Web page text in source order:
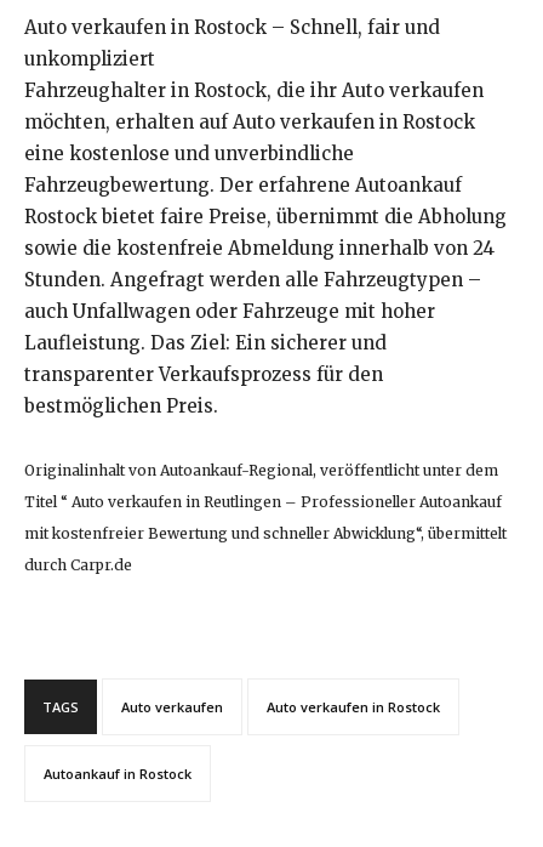
Auto verkaufen in Rostock – Schnell, fair und
unkompliziert
Fahrzeughalter in Rostock, die ihr Auto verkaufen
möchten, erhalten auf Auto verkaufen in Rostock
eine kostenlose und unverbindliche
Fahrzeugbewertung. Der erfahrene Autoankauf
Rostock bietet faire Preise, übernimmt die Abholung
sowie die kostenfreie Abmeldung innerhalb von 24
Stunden. Angefragt werden alle Fahrzeugtypen –
auch Unfallwagen oder Fahrzeuge mit hoher
Laufleistung. Das Ziel: Ein sicherer und
transparenter Verkaufsprozess für den
bestmöglichen Preis.
Originalinhalt von Autoankauf-Regional, veröffentlicht unter dem
Titel “ Auto verkaufen in Reutlingen – Professioneller Autoankauf
mit kostenfreier Bewertung und schneller Abwicklung“, übermittelt
durch Carpr.de
TAGS Auto verkaufen Auto verkaufen in Rostock
Autoankauf in Rostock